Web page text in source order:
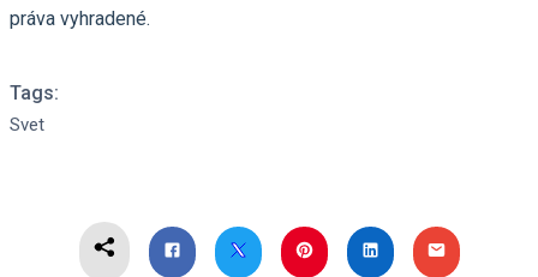
práva vyhradené.
Tags:
Svet